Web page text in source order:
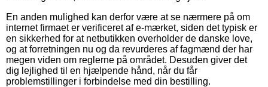
En anden mulighed kan derfor være at se nærmere på om
internet firmaet er verificeret af e-mærket, siden det typisk er
en sikkerhed for at netbutikken overholder de danske love,
og at forretningen nu og da revurderes af fagmænd der har
megen viden om reglerne på området. Desuden giver det
dig lejlighed til en hjælpende hånd, når du får
problemstillinger i forbindelse med din bestilling.